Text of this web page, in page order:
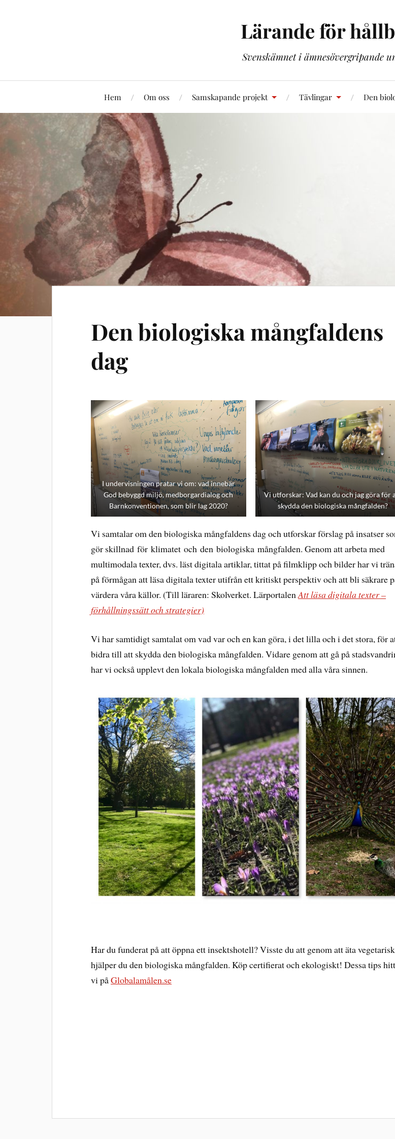
Lärande för
Svenskämnet i ämnesövergripande
Hem Om oss Samskapande projekt Tävlingar Den
Den biologiska mångfaldens
dag
I undervisningen pratar vi om: vad innebär
God bebyggd miljö, medborgardialog och
Barnkonventionen, som blir lag 2020?
Vi utforskar: Vad kan du och jag göra för
skydda den biologiska mångfalden?
Vi samtalar om den biologiska mångfaldens dag och utforskar förslag på insatser
gör skillnad för klimatet och den biologiska mångfalden. Genom att arbeta med
multimodala texter, dvs. läst digitala artiklar, tittat på filmklipp och bilder har vi
på förmågan att läsa digitala texter utifrån ett kritiskt perspektiv och att bli säkrare
värdera våra källor. (Till läraren: Skolverket. LärportalenAtt läsa digitala texter –
förhållningssätt och strategier)
Vi har samtidigt samtalat om vad var och en kan göra, i det lilla och i det stora, för
bidra till att skydda den biologiska mångfalden. Vidare genom att gå på
har vi också upplevt den lokala biologiska mångfalden med alla våra sinnen.
Har du funderat på att öppna ett insektshotell? Visste du att genom att äta
hjälper du den biologiska mångfalden. Köp certifierat och ekologiskt! Dessa tips
vi påGlobalamålen.se